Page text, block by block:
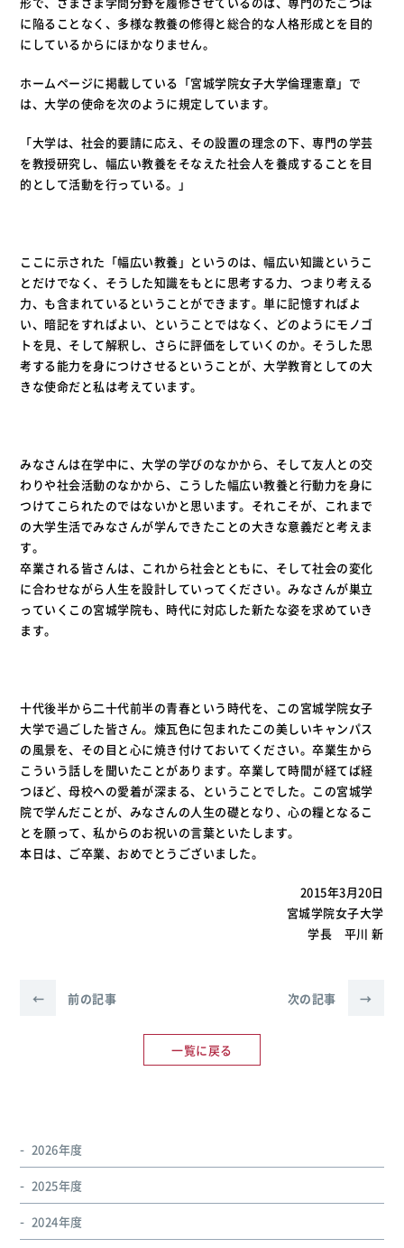
に陥ることなく、多様な教養の修得と総合的な人格形成とを目的
にしているからにほかなりません。
ホームページに掲載している「宮城学院女子大学倫理憲章」で
は、大学の使命を次のように規定しています。
「大学は、社会的要請に応え、その設置の理念の下、専門の学芸
を教授研究し、幅広い教養をそなえた社会人を養成することを目
的として活動を行っている。」
ここに示された「幅広い教養」というのは、幅広い知識というこ
とだけでなく、そうした知識をもとに思考する力、つまり考える
力、も含まれているということができます。単に記憶すればよ
い、暗記をすればよい、ということではなく、どのようにモノゴ
トを見、そして解釈し、さらに評価をしていくのか。そうした思
考する能力を身につけさせるということが、大学教育としての大
きな使命だと私は考えています。
みなさんは在学中に、大学の学びのなかから、そして友人との交
わりや社会活動のなかから、こうした幅広い教養と行動力を身に
つけてこられたのではないかと思います。それこそが、これまで
の大学生活でみなさんが学んできたことの大きな意義だと考えま
す。
卒業される皆さんは、これから社会とともに、そして社会の変化
に合わせながら人生を設計していってください。みなさんが巣立
っていくこの宮城学院も、時代に対応した新たな姿を求めていき
ます。
十代後半から二十代前半の青春という時代を、この宮城学院女子
大学で過ごした皆さん。煉瓦色に包まれたこの美しいキャンパス
の風景を、その目と心に焼き付けておいてください。卒業生から
こういう話しを聞いたことがあります。卒業して時間が経てば経
つほど、母校への愛着が深まる、ということでした。この宮城学
院で学んだことが、みなさんの人生の礎となり、心の糧となるこ
とを願って、私からのお祝いの言葉といたします。
本日は、ご卒業、おめでとうございました。
2015年3月20日
宮城学院女子大学
学長 平川 新
← 前の記事
一覧に戻る
次の記事 →
2026年度
2025年度
2024年度